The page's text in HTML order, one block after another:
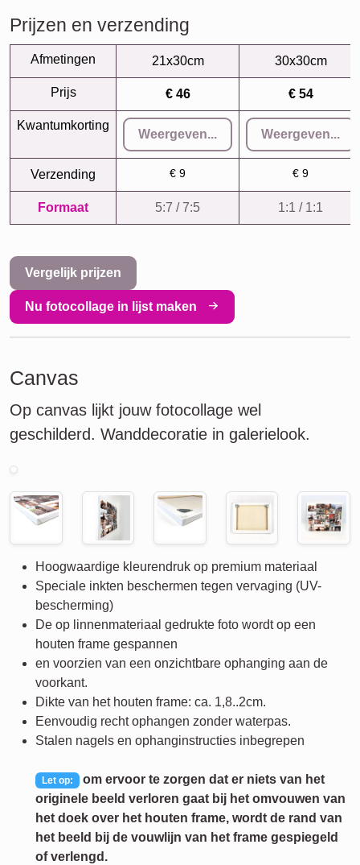
Prijzen en verzending
Afmetingen 21x30cm 30x30cm
Prijs € 46 € 54
Kwantumkorting
Weergeven... Weergeven...
Verzending € 9 € 9
Formaat 5:7 / 7:5 1:1 / 1:1
Vergelijk prijzen
Nu fotocollage in lijst maken
Canvas
Op canvas lijkt jouw fotocollage wel
geschilderd. Wanddecoratie in galerielook.
Hoogwaardige kleurendruk op premium materiaal
Speciale inkten beschermen tegen vervaging (UV-
bescherming)
De op linnenmateriaal gedrukte foto wordt op een
houten frame gespannen
en voorzien van een onzichtbare ophanging aan de
voorkant.
Dikte van het houten frame: ca. 1,8..2cm.
Eenvoudig recht ophangen zonder waterpas.
Stalen nagels en ophanginstructies inbegrepen
Let op:
om ervoor te zorgen dat er niets van het
originele beeld verloren gaat bij het omvouwen van
het doek over het houten frame, wordt de rand van
het beeld bij de vouwlijn van het frame gespiegeld
of verlengd.